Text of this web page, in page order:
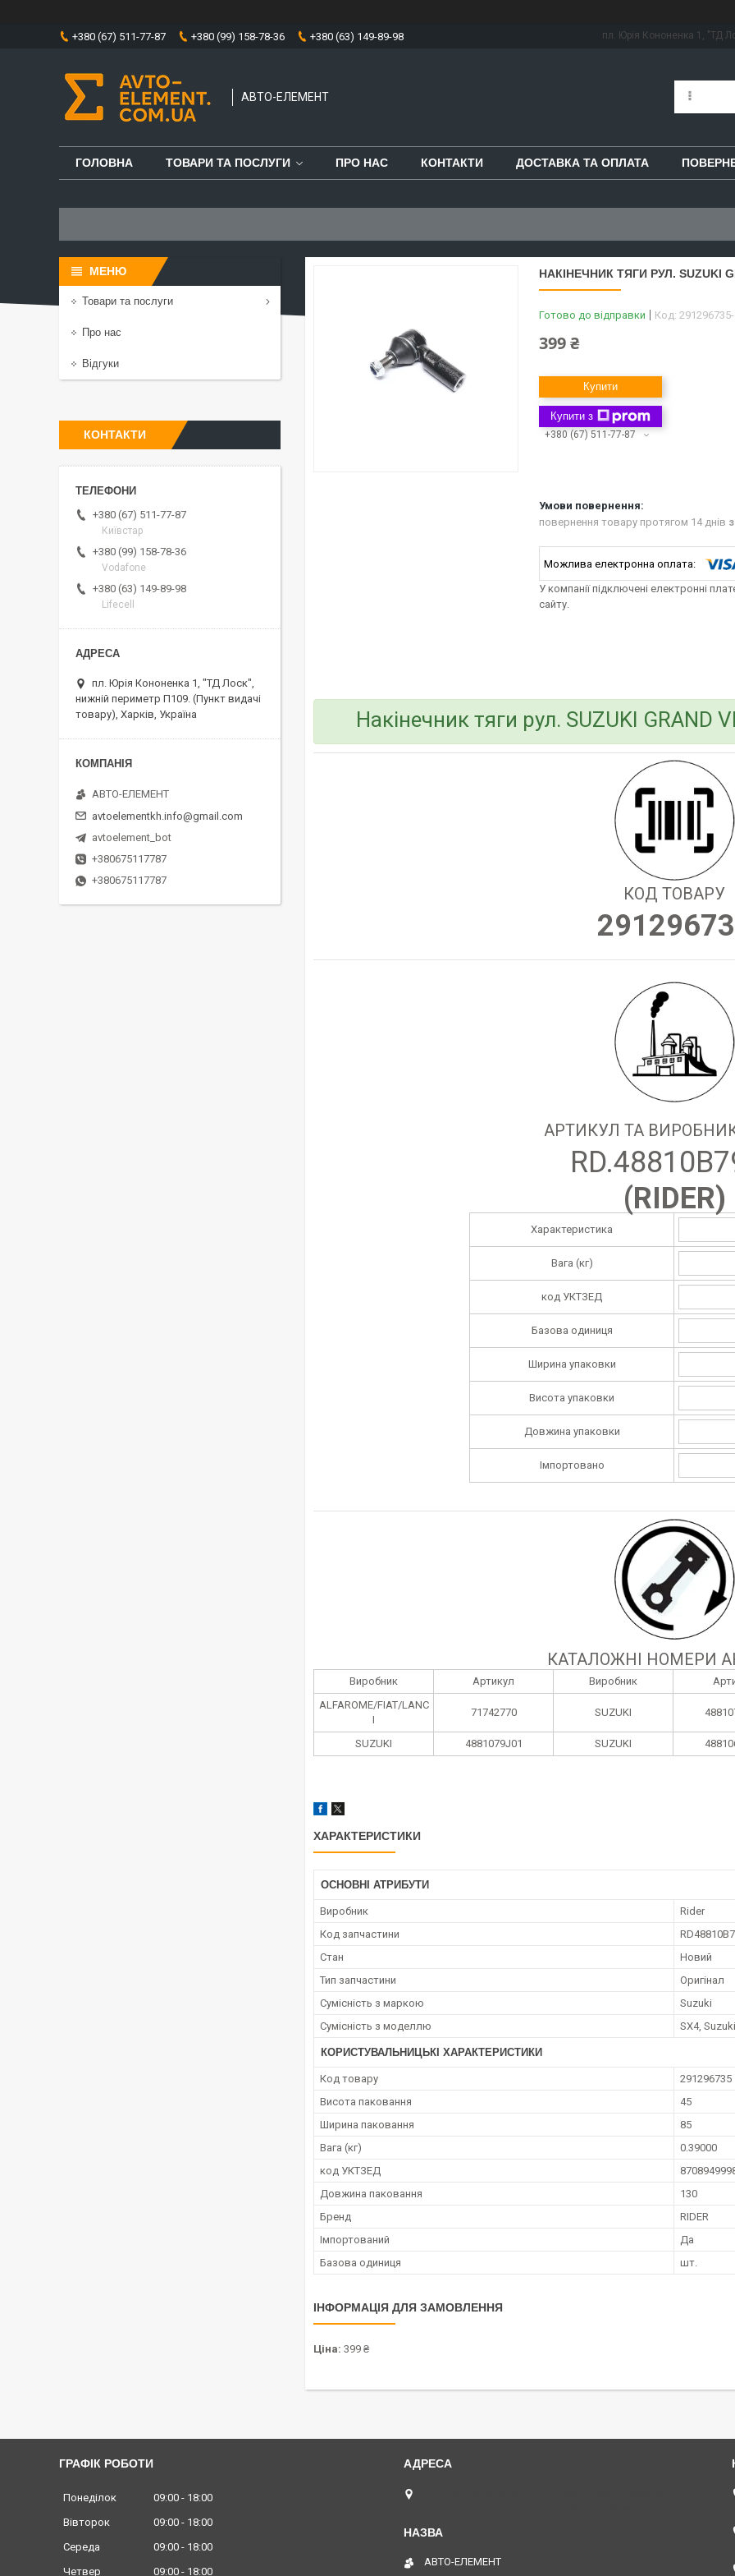
+380 (67) 511-77-87 +380 (99) 158-78-36 +380 (63) 149-89-98 пл. Юрія Кононенка 1, "ТД
АВТО-ЕЛЕМЕНТ
ГОЛОВНА ТОВАРИ ТА ПОСЛУГИ ПРО НАС КОНТАКТИ ДОСТАВКА ТА ОПЛАТА
НАКІНЕЧНИК ТЯГИ РУЛ. SUZUKI
Готово до відправки Код:
399 ₴
Купити
Купити з
+380 (67) 511-77-87
повернення товару протягом 14 днів
У компанії підключені електронні
сайту.
Накінечник тяги рул. SUZUKI GRAND
КОД ТОВАРУ
АРТИКУЛ ТА
(RIDER)
Характеристика
Вага (кг)
код УКТЗЕД
Базова одиниця
Ширина упаковки
Висота упаковки
Довжина упаковки
Імпортовано
КАТАЛОЖНІ НОМЕРИ
Виробник Артикул Виробник
ALFAROME/FIAT/LANC
I
71742770 SUZUKI
SUZUKI 4881079J01 SUZUKI
ХАРАКТЕРИСТИКИ
ОСНОВНІ АТРИБУТИ
Виробник
Rider
Код запчастини
Стан
Новий
Тип запчастини
Оригінал
Сумісність з маркою
Suzuki
Сумісність з моделлю
SX4,
КОРИСТУВАЛЬНИЦЬКІ ХАРАКТЕРИСТИКИ
Код товару
291296735
Висота паковання
45
Ширина паковання
85
Вага (кг)
0.39000
код УКТЗЕД
Довжина паковання
130
Бренд
RIDER
Імпортований
Да
Базова одиниця
шт.
ІНФОРМАЦІЯ ДЛЯ ЗАМОВЛЕННЯ
Ціна: 399 ₴
Товари та послуги
Про нас
Відгуки
КОНТАКТИ
+380 (67) 511-77-87
Київстар
+380 (99) 158-78-36
Vodafone
+380 (63) 149-89-98
Lifecell
пл. Юрія Кононенка 1, "ТД Лоск",
нижній периметр П109. (Пункт видачі
товару), Харків, Україна
АВТО-ЕЛЕМЕНТ
avtoelementkh.info@gmail.com
avtoelement_bot
+380675117787
+380675117787
ГРАФІК РОБОТИ
Понеділок 09:00
18:00
Вівторок
09:00
18:00
Середа
09:00
18:00
Четвер
09:00 18:00
АВТО-ЕЛЕМЕНТ